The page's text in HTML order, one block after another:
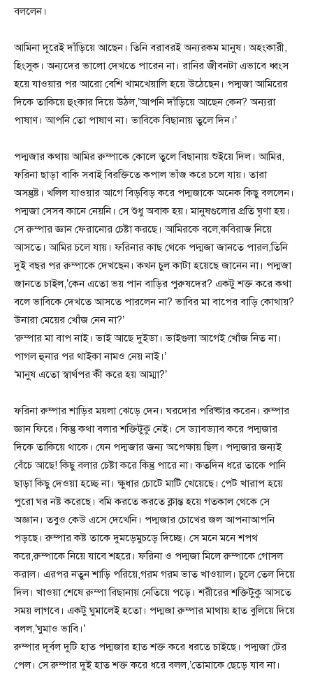
বললেন।
আমিনা দূরেই দাঁড়িয়ে আছেন। তিনি বরাবরই অন্যরকম মানুষ। অহংকারী,
হিংসুক। অন্যদের ভালো দেখতে পারেন না। রানির জীবনটা এভাবে ধ্বংস
হয়ে যাওয়ার পর আরো বেশি খামখেয়ালি হয়ে উঠেছেন। পদ্মজা আমিরের
দিকে তাকিয়ে হুংকার দিয়ে উঠল,’আপনি দাঁড়িয়ে আছেন কেন? অন্যরা
পাষাণ। আপনি তো পাষাণ না। ভাবিকে বিছানায় তুলে দিন।’
পদ্মজার কথায় আমির রুম্পাকে কোলে তুলে বিছানায় শুইয়ে দিল। আমির,
ফরিনা ছাড়া বাকি সবাই বিরক্তিতে কপাল ভাঁজ করে চলে যায়। তারা
অসন্তুষ্ট। খলিল যাওয়ার আগে বিড়বিড় করে পদ্মজাকে অনেক কিছু বললেন।
পদ্মজা সেসব কানে নেয়নি। সে শুধু অবাক হয়। মানুষগুলোর প্রতি ঘৃণা হয়।
সে রুম্পার জ্ঞান ফেরানোর চেষ্টা করছে। আমিরকে বলে,কবিরাজ নিয়ে
আসতে। আমির চলে যায়। ফরিনার কাছ থেকে পদ্মজা জানতে পারল,তিনি
দুই বছর পর রুম্পাকে দেখছেন। কখন চুল কাটা হয়েছে জানেন না। পদ্মজা
জানতে চাইল,’কেন এতো ভয় পান বাড়ির পুরুষদের? একটু শক্ত করে কথা
বলে ভাবিকে দেখতে আসতে পারলেন না? ভাবির মা বাপের বাড়ি কোথায়?
উনারা মেয়ের খোঁজ নেন না?’
‘রুম্পার মা বাপ নাই। ভাই আছে দুইডা। ভাইগুলা আগেই খোঁজ নিত না।
পাগল হুনার পর থাইকা নামও নেয় নাই।’
‘মানুষ এতো স্বার্থপর কী করে হয় আম্মা?’
ফরিনা রুম্পার শাড়ির ময়লা ঝেড়ে দেন। ঘরদোর পরিষ্কার করেন। রুম্পার
জ্ঞান ফিরে। কিন্তু কথা বলার শক্তিটুকু নেই। সে ড্যাবড্যাব করে পদ্মজার
দিকে তাকিয়ে থাকে। যেন পদ্মজার জন্য অপেক্ষায় ছিল। পদ্মজার জন্যই
বেঁচে আছে! কিছু বলার চেষ্টা করে কিন্তু পারে না। কতদিন ধরে তাকে পানি
ছাড়া কিছু দেওয়া হচ্ছে না। ক্ষুধার চোটে মাটি খেয়েছে। পেট খারাপ হয়ে
পুরো ঘর নষ্ট করেছে। বমি করতে করতে ক্লান্ত হয়ে গতকাল থেকে সে
অজ্ঞান। তবুও কেউ এসে দেখেনি। পদ্মজার চোখের জল আপনাআপনি
পড়ছে। রুম্পার কষ্ট তাকে দুমড়েমুচড়ে দিচ্ছে। সে মনে মনে শপথ
করে,রুম্পাকে নিয়ে যাবে শহরে। ফরিনা ও পদ্মজা মিলে রুম্পাকে গোসল
করাল। এরপর নতুন শাড়ি পরিয়ে,গরম গরম ভাত খাওয়াল। চুলে তেল দিয়ে
দিল। খাওয়া শেষে রুম্পা বিছানায় নেতিয়ে পড়ে। শরীরের শক্তিটুকু আসতে
সময় লাগবে। একটু ঘুমালেই হতো। পদ্মজা রুম্পার মাথায় হাত বুলিয়ে দিয়ে
বলল,’ঘুমাও ভাবি।’
রুম্পার দূর্বল দুটি হাত পদ্মজার হাত শক্ত করে ধরতে চাইছে। পদ্মজা টের
পেল। সে রুম্পার দুই হাত শক্ত করে ধরে বলল,’তোমাকে ছেড়ে যাব না।